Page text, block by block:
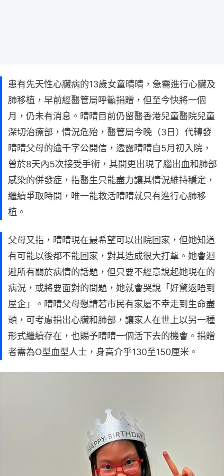
患有先天性心臟病的13歲女童晴晴，急需進行心臟及
肺移植，早前經醫管局呼籲捐贈，但至今快將一個
月，仍未有消息。晴晴目前仍留醫香港兒童醫院兒童
深切治療部，情況危殆，醫管局今晚（3日）代轉發
晴晴父母的逾千字公開信，透露晴晴自5月初入院，
曾於8天內5次接受手術，其間更出現了腦出血和肺部
感染的併發症，指醫生只能盡力讓其情況維持穩定，
繼續爭取時間，唯一能救活晴晴就只有進行心肺移
植。
父母又指，晴晴現在最希望可以出院回家，但她知道
有可能以後都不能回家，對其造成很大打擊。她會迴
避所有關於病情的話題，但只要不經意說起她現在的
病況，或將要面對的問題，她就會哭說「好驚返唔到
屋企」。晴晴父母懇請若市民有家屬不幸走到生命盡
頭，可考慮捐出心臟和肺部，讓家人在世上以另一種
形式繼續存在，也賜予晴晴一個活下去的機會。捐贈
者需為O型血型人士，身高介乎130至150厘米。